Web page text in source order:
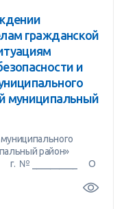
гражданской
и
муниципальный
район»
__________ О